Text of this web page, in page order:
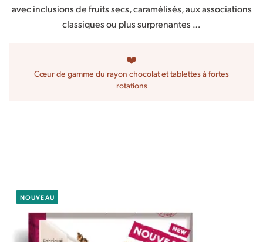
avec inclusions de fruits secs, caramélisés, aux associations
classiques ou plus surprenantes …
❤️
Cœur de gamme du rayon chocolat et tablettes à fortes
rotations
NOUVEAU